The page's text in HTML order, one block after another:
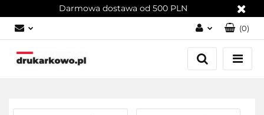
Darmowa dostawa od 500 PLN
Zaloguj się
Załóż konto
(0)